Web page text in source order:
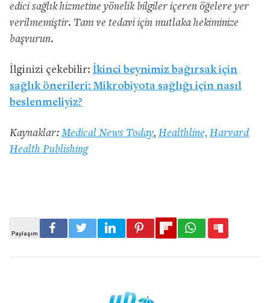
edici sağlık hizmetine yönelik bilgiler içeren öğelere yer
verilmemiştir. Tanı ve tedavi için mutlaka hekiminize
başvurun.
İlginizi çekebilir: İkinci beynimiz bağırsak için
sağlık önerileri: Mikrobiyota sağlığı için nasıl
beslenmeliyiz?
Kaynaklar: Medical News Today, Healthline, Harvard
Health Publishing